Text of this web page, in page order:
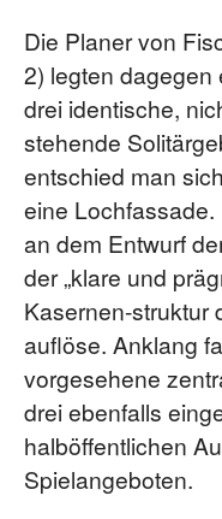
Die Planer von
2) legten dagegen
drei identische,
stehende
entschied man
eine
an dem Entwurf
der „klare und
Kasernen-struktur
auflöse. Anklang
vorgesehene
drei ebenfalls
halböffentlichen
Spielangeboten.